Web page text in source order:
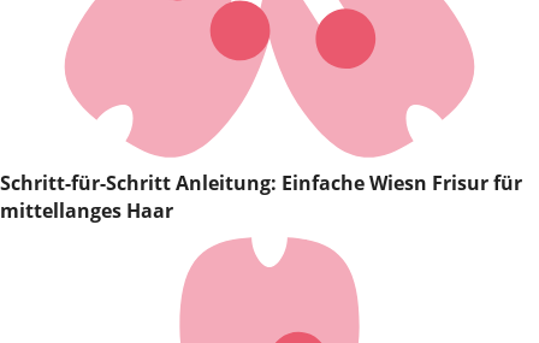
Schritt-für-Schritt Anleitung: Einfache Wiesn Frisur für
mittellanges Haar